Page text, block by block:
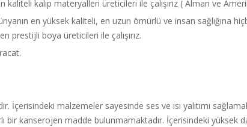
kalıp materyalleri üreticileri ile çalışırız ( Alman ve
en yüksek kaliteli, en uzun ömürlü ve insan sağlığına
prestijli boya üreticileri ile çalışırız.
İçerisindeki malzemeler sayesinde ses ve ısı yalıtımı
bir kanserojen madde bulunmamaktadır. İçerisindeki yüksek